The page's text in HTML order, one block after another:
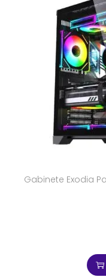
Gabinete Exodia